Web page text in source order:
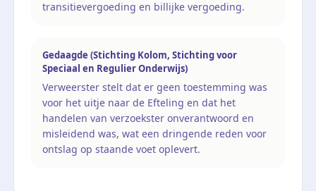
transitievergoeding en billijke vergoeding.
Gedaagde (Stichting Kolom, Stichting voor
Speciaal en Regulier Onderwijs)
Verweerster stelt dat er geen toestemming was
voor het uitje naar de Efteling en dat het
handelen van verzoekster onverantwoord en
misleidend was, wat een dringende reden voor
ontslag op staande voet oplevert.